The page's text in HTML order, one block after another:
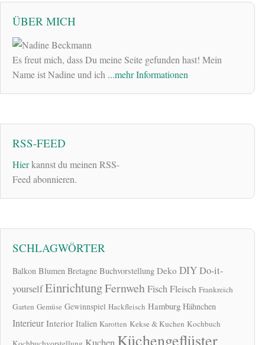
ÜBER MICH
Es freut mich, dass Du meine Seite gefunden hast! Mein
Name ist Nadine und ich ...mehr Informationen
RSS-FEED
Hierkannst du meinen RSS-
Feed abonnieren.
SCHLAGWÖRTER
Balkon Blumen Bretagne Buchvorstellung Deko DIYDo-it-
yourselfEinrichtungFernwehFischFleisch Frankreich
Garten Gemüse Gewinnspiel Hackfleisch Hamburg Hähnchen
Interieur Interior Italien Karotten Kekse & Kuchen Kochbuch
Kuchen Küchengeflüster